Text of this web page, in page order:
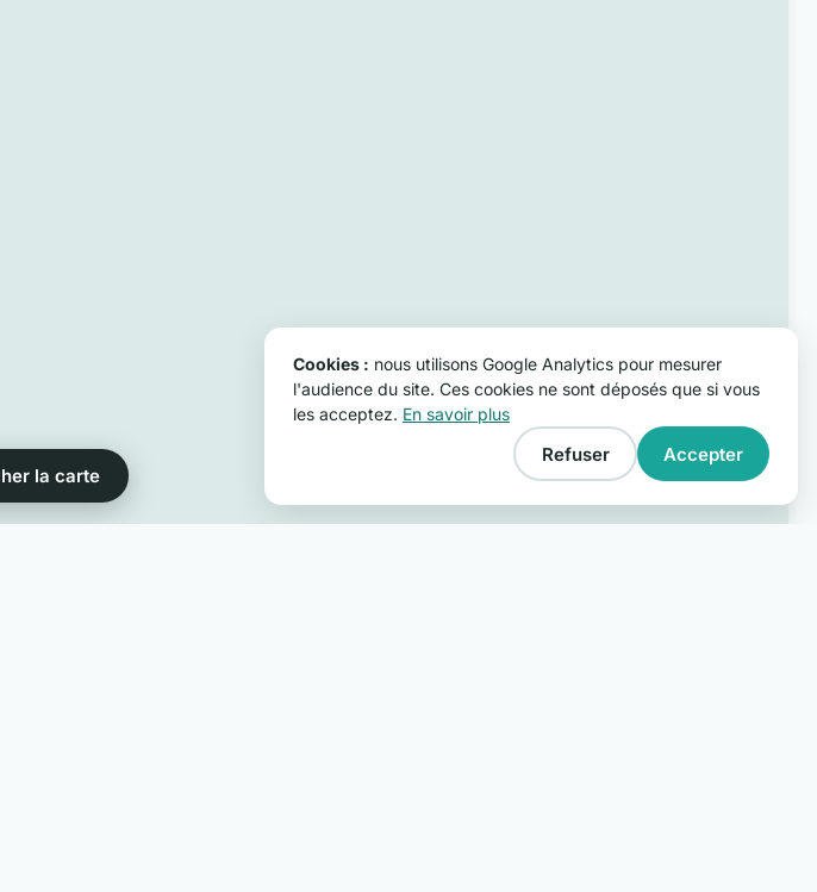
la carte
Cookies : nous utilisons Google Analytics pour mesurer
l'audience du site. Ces cookies ne sont déposés que si vous
les acceptez. En savoir plus
Refuser Accepter